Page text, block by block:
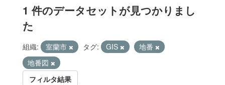
1 件のデータセットが見つかりまし
た
組織: 室蘭市 タグ: GIS
地番
地番図
フィルタ結果